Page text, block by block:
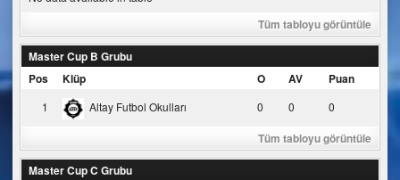
Tüm tabloyu görüntüle
Master Cup B Grubu
Pos
Klüp O AV Puan
1 Altay Futbol Okulları 0 0 0
Tüm tabloyu görüntüle
Master Cup C Grubu